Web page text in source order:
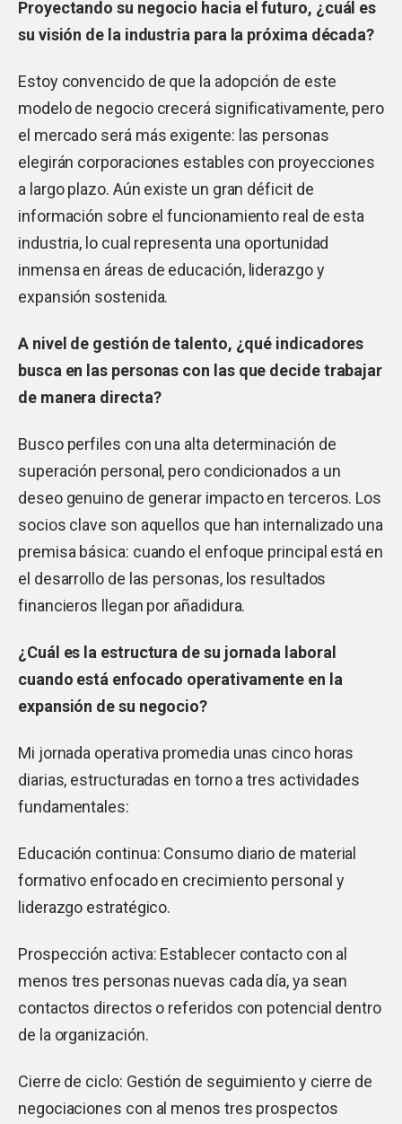
Proyectando su negocio hacia el futuro, ¿cuál es
su visión de la industria para la próxima década?
Estoy convencido de que la adopción de este
modelo de negocio crecerá significativamente, pero
el mercado será más exigente: las personas
elegirán corporaciones estables con proyecciones
a largo plazo. Aún existe un gran déficit de
información sobre el funcionamiento real de esta
industria, lo cual representa una oportunidad
inmensa en áreas de educación, liderazgo y
expansión sostenida.
A nivel de gestión de talento, ¿qué indicadores
busca en las personas con las que decide trabajar
de manera directa?
Busco perfiles con una alta determinación de
superación personal, pero condicionados a un
deseo genuino de generar impacto en terceros. Los
socios clave son aquellos que han internalizado una
premisa básica: cuando el enfoque principal está en
el desarrollo de las personas, los resultados
financieros llegan por añadidura.
¿Cuál es la estructura de su jornada laboral
cuando está enfocado operativamente en la
expansión de su negocio?
Mi jornada operativa promedia unas cinco horas
diarias, estructuradas en torno a tres actividades
fundamentales:
Educación continua: Consumo diario de material
formativo enfocado en crecimiento personal y
liderazgo estratégico.
Prospección activa: Establecer contacto con al
menos tres personas nuevas cada día, ya sean
contactos directos o referidos con potencial dentro
de la organización.
Cierre de ciclo: Gestión de seguimiento y cierre de
negociaciones con al menos tres prospectos